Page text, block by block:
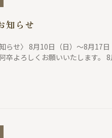
知らせ
らせ〉 8月10日（日）〜8月17
卒よろしくお願いいたします。